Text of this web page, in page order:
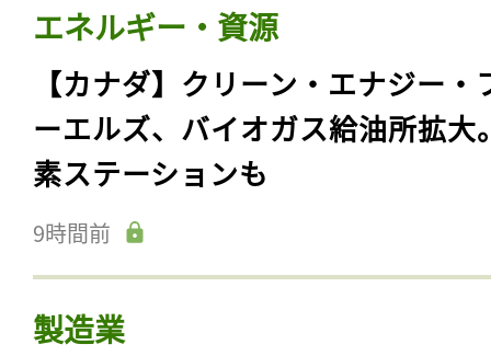
エネルギー・資源
【カナダ】クリーン・エナジー・
ーエルズ、バイオガス給油所拡大
素ステーションも
9時間前
製造業